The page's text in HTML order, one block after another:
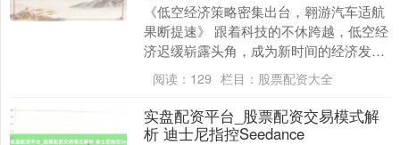
《低空经济策略密集出台，翱游汽车适航
果断提速》 跟着科技的不休跨越，低空经
济迟缓崭露头角，成为新时间的经济发展
热门。近期，国度密集出台了一系列低空
经济策略，其中....
阅读： 129 栏目： 股票配资大全
实盘配资平台_股票配资交易模式解
析 迪士尼指控Seedance